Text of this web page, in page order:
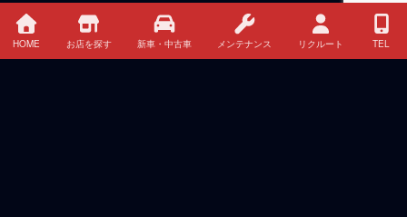
HOME お店を探す 新車・中古車 メンテナンス リクルート TEL